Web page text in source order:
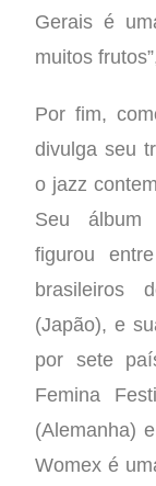
Gerais é
muitos
Por fim,
divulga seu
o jazz
Seu álbum
figurou
brasileiros
(Japão), e
por sete
Femina
(Alemanha)
Womex é